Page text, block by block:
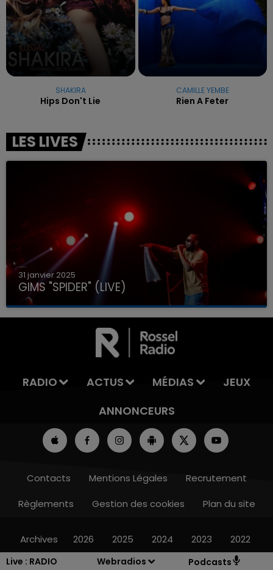
Live : RADIO
Webradios Podcasts
SHAKIRA
Hips Don't Lie
CAMILLE YEMBE
Rien A Feter
LES LIVES
31 janvier 2025
GIMS "SPIDER" (LIVE)
RADIO ACTUS MÉDIAS
JEUX
ANNONCEURS
Contacts Mentions Légales
Recrutement
Règlements
Gestion des cookies Plan du site
Archives 2026 2025 2024 2023 2022